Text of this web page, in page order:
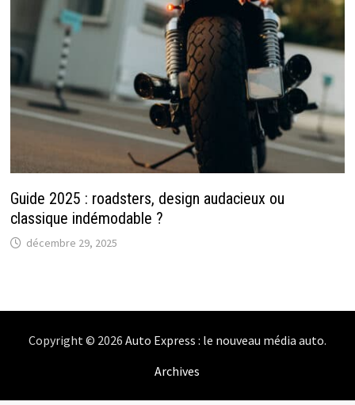
Guide 2025 : roadsters, design audacieux ou
classique indémodable ?
décembre 29, 2025
Copyright © 2026 Auto Express : le nouveau média auto.
Archives